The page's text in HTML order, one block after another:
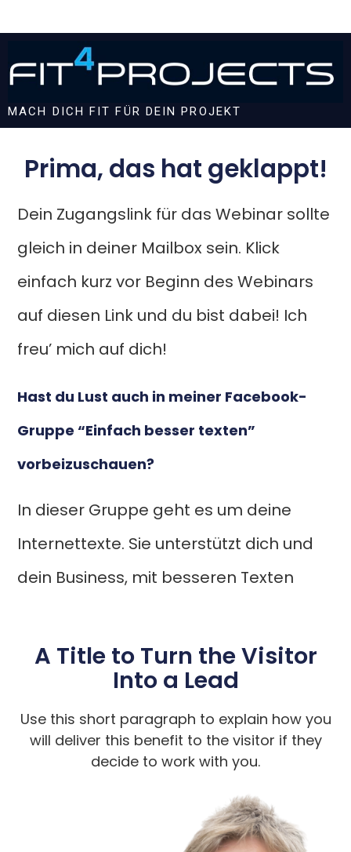
MACH DICH FIT FÜR DEIN PROJEKT
Prima, das hat geklappt!
Dein Zugangslink für das Webinar sollte
gleich in deiner Mailbox sein. Klick
einfach kurz vor Beginn des Webinars
auf diesen Link und du bist dabei! Ich
freu’ mich auf dich!
Hast du Lust auch in meiner Facebook-
Gruppe “Einfach besser texten”
vorbeizuschauen?
In dieser Gruppe geht es um deine
Internettexte. Sie unterstützt dich und
dein Business, mit besseren Texten
A Title to Turn the Visitor
Into a Lead
Use this short paragraph to explain how you
will deliver this benefit to the visitor if they
decide to work with you.